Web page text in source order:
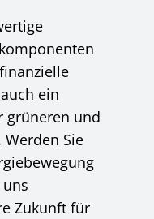
ein
grüneren und
Sie
Zukunft für